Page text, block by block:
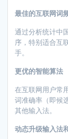
最佳的互联网词
通过分析统计中
序，特别适合互
手。
更优的智能算法
在互联网用户常
词准确率（即候
其他输入法。
动态升级输入法